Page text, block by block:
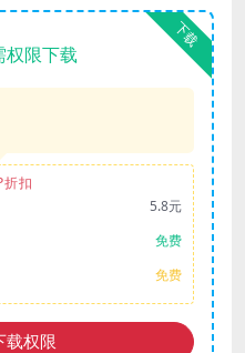
下载
权限下载
折扣
5.8元
免费
免费
载权限